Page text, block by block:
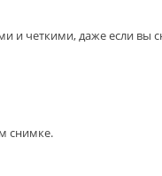
и четкими, даже если вы
снимке.